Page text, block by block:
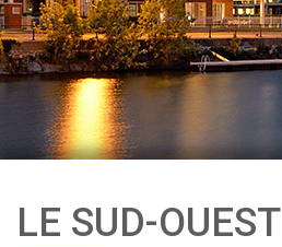
LE SUD-OUEST